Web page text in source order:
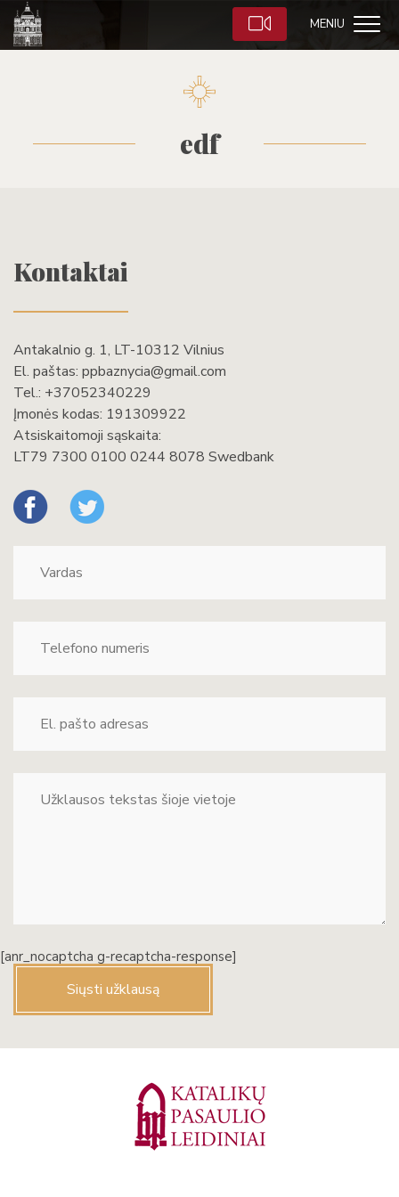
MENIU
edf
Kontaktai
Antakalnio g. 1, LT-10312 Vilnius
El. paštas: ppbaznycia@gmail.com
Tel.: +37052340229
Įmonės kodas: 191309922
Atsiskaitomoji sąskaita:
LT79 7300 0100 0244 8078 Swedbank
[anr_nocaptcha g-recaptcha-response]